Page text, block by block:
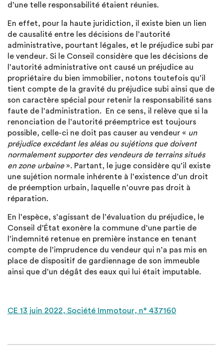
d’une telle responsabilité étaient réunies.
En effet, pour la haute juridiction, il existe bien un lien
de causalité entre les décisions de l’autorité
administrative, pourtant légales, et le préjudice subi par
le vendeur. Si le Conseil considère que les décisions de
l’autorité administrative ont causé un préjudice au
propriétaire du bien immobilier, notons toutefois qu’il
tient compte de la gravité du préjudice subi ainsi que de
son caractère spécial pour retenir la responsabilité sans
faute de l’administration. En ce sens, il relève que si la
renonciation de l’autorité préemptrice est toujours
possible, celle-ci ne doit pas causer au vendeur « un
préjudice excédant les aléas ou sujétions que doivent
normalement supporter des vendeurs de terrains situés
en zone urbaine». Partant, le juge considère qu’il existe
une sujétion normale inhérente à l’existence d’un droit
de préemption urbain, laquelle n’ouvre pas droit à
réparation.
En l’espèce, s’agissant de l’évaluation du préjudice, le
Conseil d’État exonère la commune d’une partie de
l’indemnité retenue en première instance en tenant
compte de l’imprudence du vendeur qui n’a pas mis en
place de dispositif de gardiennage de son immeuble
ainsi que d’un dégât des eaux qui lui était imputable.
CE 13 juin 2022, Société Immotour, n° 437160